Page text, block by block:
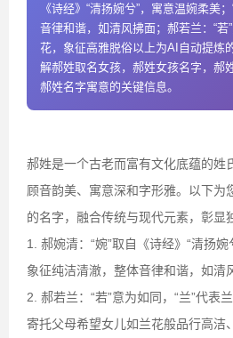
《诗经》“清扬婉兮”，寓意温婉柔美
音律和谐，如清风拂面；郝若兰：“若
花，象征高雅脱俗以上为AI自动提炼
解郝姓取名女孩，郝姓女孩名字，郝
郝姓名字寓意的关键信息。
郝姓是一个古老而富有文化底蕴的姓
顾音韵美、寓意深和字形雅。以下为
的名字，融合传统与现代元素，彰显
1. 郝婉清：“婉”取自《诗经》“清扬婉
象征纯洁清澈，整体音律和谐，如清
2. 郝若兰：“若”意为如同，“兰”代表
寄托父母希望女儿如兰花般品行高洁